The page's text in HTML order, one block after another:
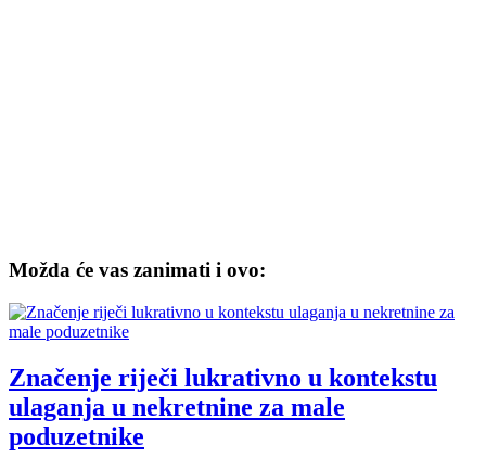
Možda će vas zanimati i ovo:
Značenje riječi lukrativno u kontekstu
ulaganja u nekretnine za male
poduzetnike